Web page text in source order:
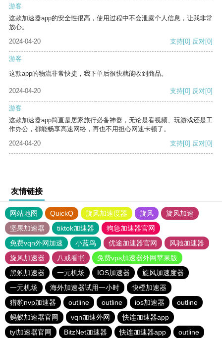
游客
这款加速器app的安全性很高，使用过程中不会泄露个人信息，让我非常
放心。
2024-04-20
支持[0] 反对[0]
游客
这款app的物流非常快捷，我下单后很快就能收到商品。
2024-04-20 支持[0] 反对[0]
游客
这款加速器app简直是居家旅行必备神器，无论是看视频、玩游戏还是工
作办公，都能畅享高速网络，再也不用担心网速卡顿了。
2024-04-20
支持[0] 反对[0]
友情链接
网站地图 QuickQ 旋风加速度器 旋风
旋风加速
坚果加速器
tiktok加速器
狗急加速器官网
免费vqn外网加速
小蓝鸟 优途加速器官网
风驰加速器
旋风加速器
八戒看书
免费vps加速器外网苹果版
黑豹加速器
一元机场 IOS加速器
旋风加速度器
一元机场
海外加速器试用一小时
快橙加速器
猎豹nvp加速器
outline outline ios加速器
outline
蚂蚁加速器官网
vqn加速外网
快连加速器app
tyl加速器官网
BitzNet加速器 快连加速器app outline